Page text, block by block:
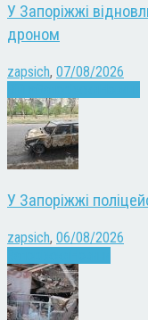
У Запоріжжі
дроном
zapsich, 07/08/2026
У Запоріжжі
zapsich, 06/08/2026